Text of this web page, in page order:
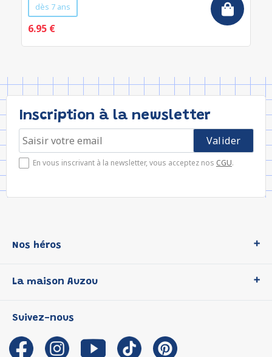
dès 7 ans
6.95 €
Inscription à la newsletter
En vous inscrivant à la newsletter, vous acceptez nos CGU.
Nos héros
P'tit Loup
Les Influenceuses
Migali
La maison Auzou
Notre histoire
Auzou s'engage
Suivez-nous